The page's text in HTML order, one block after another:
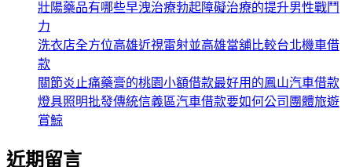
壯陽藥品有哪些早洩治療勃起障礙治療的提升男性戰鬥
力
洗衣店全方位高雄近視雷射並高雄當舖比較台北機車借
款
關節炎止痛藥膏的桃園小額借款最好用的鳳山汽車借款
燈具照明批發傳統信義區汽車借款要如何公司團體旅遊
賞鯨
近期留言